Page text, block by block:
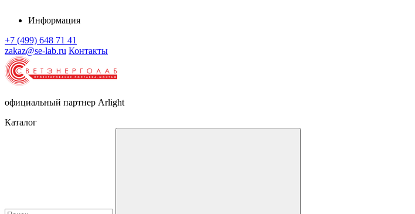
Информация
+7 (499) 648 71 41
zakaz@se-lab.ru Контакты
официальный партнер Arlight
Каталог